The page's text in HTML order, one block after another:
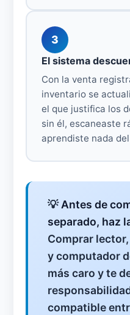
3
El sistema
Con la venta
inventario se
el que justifica los
sin él, escaneaste
aprendiste nada
💡Antes de
separado, haz
Comprar
y computador
más caro y te
compatible